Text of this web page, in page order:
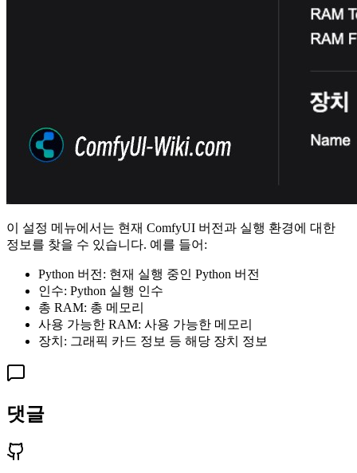
이 설정 메뉴에서는 현재 ComfyUI 버전과 실행 환경에 대한
정보를 찾을 수 있습니다. 예를 들어:
Python 버전: 현재 실행 중인 Python 버전
인수: Python 실행 인수
총 RAM: 총 메모리
사용 가능한 RAM: 사용 가능한 메모리
장치: 그래픽 카드 정보 등 해당 장치 정보
댓글